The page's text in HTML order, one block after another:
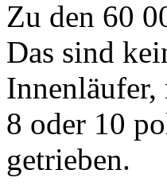
Zu den 60
Das sind
Innenläufer,
8 oder 10
getrieben.